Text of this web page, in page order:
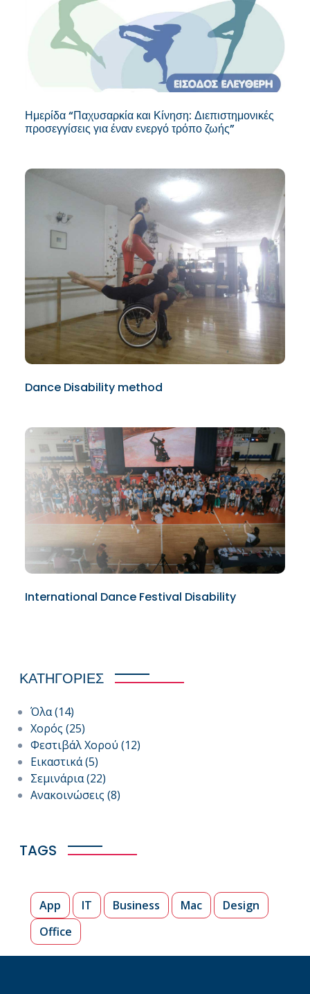
Ημερίδα “Παχυσαρκία και Κίνηση: Διεπιστημονικές
προσεγγίσεις για έναν ενεργό τρόπο ζωής”
Dance Disability method
International Dance Festival Disability
ΚΑΤΗΓΟΡΙΕΣ
Όλα(14)
Χορός (25)
Φεστιβάλ Χορού (12)
Εικαστικά(5)
Σεμινάρια(22)
Ανακοινώσεις (8)
TAGS
App IT Business Mac
Design
Office